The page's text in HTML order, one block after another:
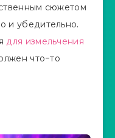
сюжетом
и убедительно.
для измельчения
что-то